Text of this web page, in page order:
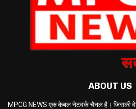
ABOUT US
MPCG NEWS एक केबल नेटवर्क चैनल है। जिसकी